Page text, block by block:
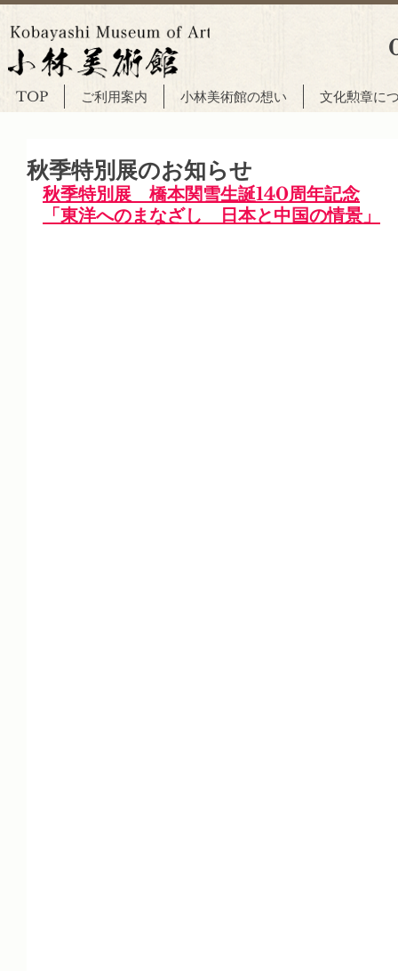
TOP ご利用案内 小林美術館の想い 文化勲章に
秋季特別展のお知らせ
秋季特別展　橋本関雪生誕140周年記念
「東洋へのまなざし　日本と中国の情景」